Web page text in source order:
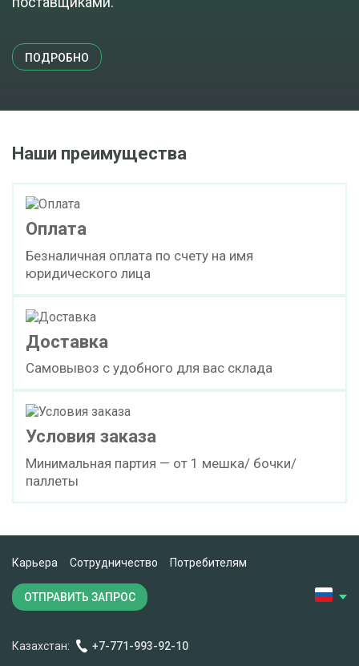
ПОДРОБНО
Наши преимущества
Оплата
Безналичная оплата по счету на имя
юридического лица
Доставка
Самовывоз с удобного для вас склада
Условия заказа
Минимальная партия — от 1 мешка/ бочки/
паллеты
Карьера Сотрудничество Потребителям
ОТПРАВИТЬ ЗАПРОС
Казахстан: +7-771-993-92-10